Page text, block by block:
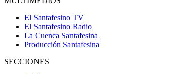
El Santafesino TV
El Santafesino Radio
La Cuenca Santafesina
Producción Santafesina
SECCIONES